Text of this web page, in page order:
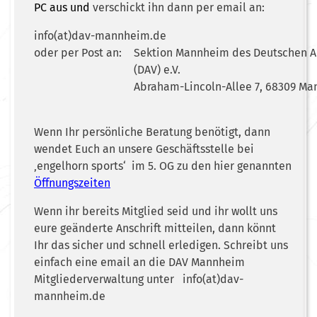
PC aus und verschickt ihn dann per email an:
info(at)dav-mannheim.de
oder per Post an:
Sektion Mannheim des Deutschen
(DAV) e.V.
Abraham-Lincoln-Allee 7, 68309
Wenn Ihr persönliche Beratung benötigt, dann
wendet Euch an unsere Geschäftsstelle bei
‚engelhorn sports‘ im 5. OG zu den hier genannten
Öffnungszeiten
Wenn ihr bereits Mitglied seid und ihr wollt uns
eure geänderte Anschrift mitteilen, dann könnt
Ihr das sicher und schnell erledigen. Schreibt uns
einfach eine email an die DAV Mannheim
Mitgliederverwaltung unter info(at)dav-
mannheim.de